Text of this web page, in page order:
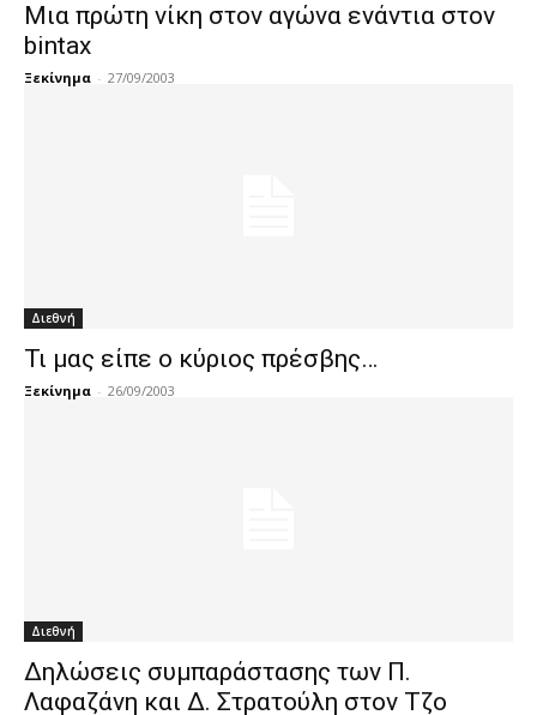
Μια πρώτη νίκη στον αγώνα ενάντια στον
bintax
Ξεκίνημα - 27/09/2003
Διεθνή
Τι μας είπε ο κύριος πρέσβης…
Ξεκίνημα - 26/09/2003
Διεθνή
Δηλώσεις συμπαράστασης των Π.
Λαφαζάνη και Δ. Στρατούλη στον Τζο